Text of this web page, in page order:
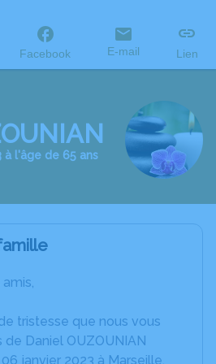
Facebook E-mail Lien
à l'âge de 65 ans
tristesse que nous vous
Daniel OUZOUNIAN
janvier 2023 à Marseille.